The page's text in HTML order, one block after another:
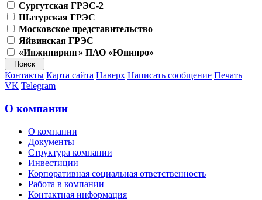
Сургутская ГРЭС-2
Шатурская ГРЭС
Московское представительство
Яйвинская ГРЭС
«Инжиниринг» ПАО «Юнипро»
Контакты Карта сайта Наверх Написать сообщение Печать
VK Telegram
О компании
О компании
Документы
Структура компании
Инвестиции
Корпоративная социальная ответственность
Работа в компании
Контактная информация